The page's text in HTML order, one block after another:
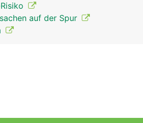
auf der Spur